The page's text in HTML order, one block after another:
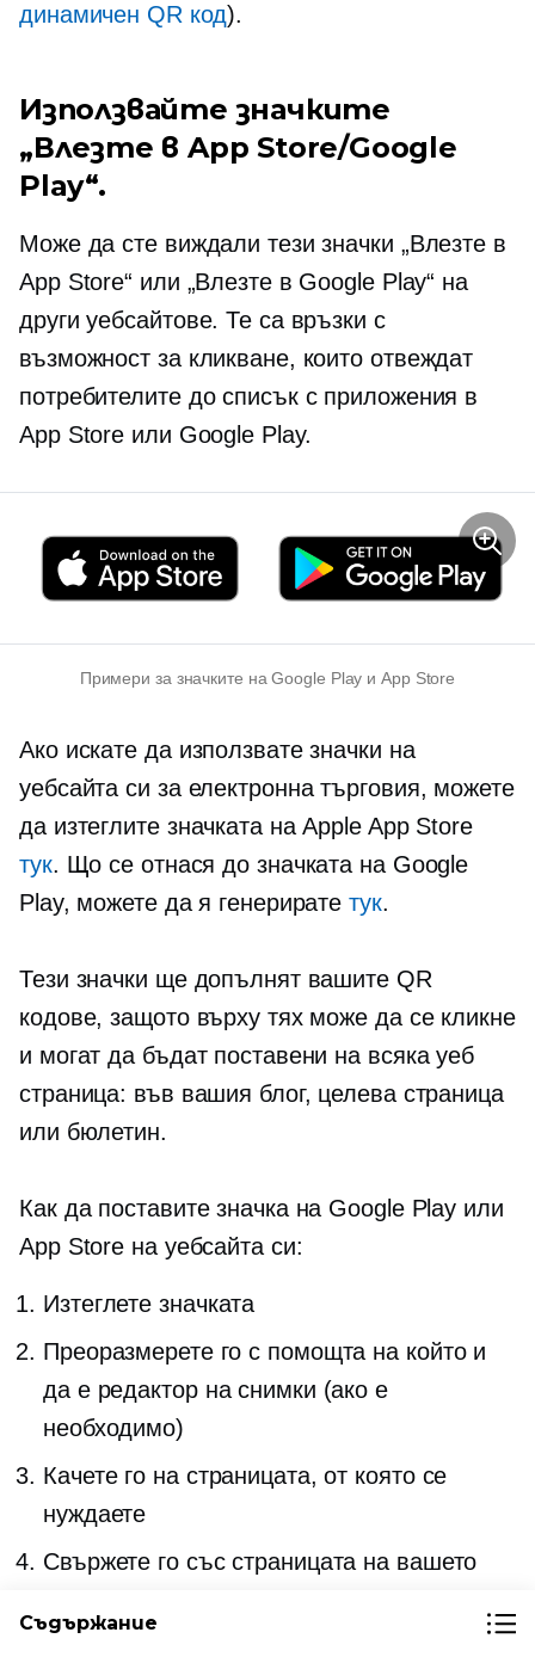
динамичен QR код).
Използвайте значките
„Влезте в App Store/Google
Play“.
Може да сте виждали тези значки „Влезте в
App Store“ или „Влезте в Google Play“ на
други уебсайтове. Те са връзки с
възможност за кликване, които отвеждат
потребителите до списък с приложения в
App Store или Google Play.
Примери за значките на Google Play и App Store
Ако искате да използвате значки на
уебсайта си за електронна търговия, можете
да изтеглите значката на Apple App Store
тук. Що се отнася до значката на Google
Play, можете да я генериратетук.
Тези значки ще допълнят вашите QR
кодове, защото върху тях може да се кликне
и могат да бъдат поставени на всяка уеб
страница: във вашия блог, целева страница
или бюлетин.
Как да поставите значка на Google Play или
App Store на уебсайта си:
Изтеглете значката
Преоразмерете го с помощта на който и
да е редактор на снимки (ако е
необходимо)
Качете го на страницата, от която се
нуждаете
Свържете го със страницата на вашето
Съдържание